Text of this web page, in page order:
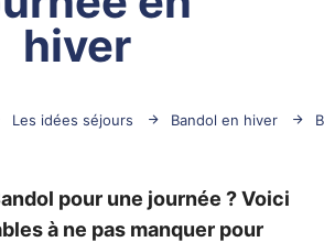
hiver
Les idées séjours Bandol en hiver
pour une journée ? Voici
à ne pas manquer pour